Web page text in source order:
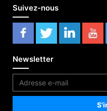
Suivez-nous
Newsletter